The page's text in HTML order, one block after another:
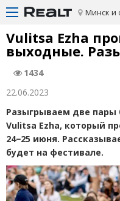
Минск и
Vulitsa Ezha
выходные.
1434
22.06.2023
Разыгрываем две пары
Vulitsa Ezha, который
24−25 июня.
будет на фестивале.